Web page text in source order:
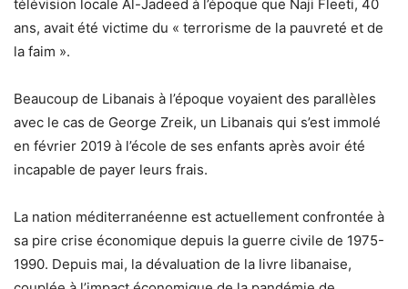
télévision locale Al-Jadeed à l’époque que Naji Fleeti, 40
ans, avait été victime du « terrorisme de la pauvreté et de
la faim ».
Beaucoup de Libanais à l’époque voyaient des parallèles
avec le cas de George Zreik, un Libanais qui s’est immolé
en février 2019 à l’école de ses enfants après avoir été
incapable de payer leurs frais.
La nation méditerranéenne est actuellement confrontée à
sa pire crise économique depuis la guerre civile de 1975-
1990. Depuis mai, la dévaluation de la livre libanaise,